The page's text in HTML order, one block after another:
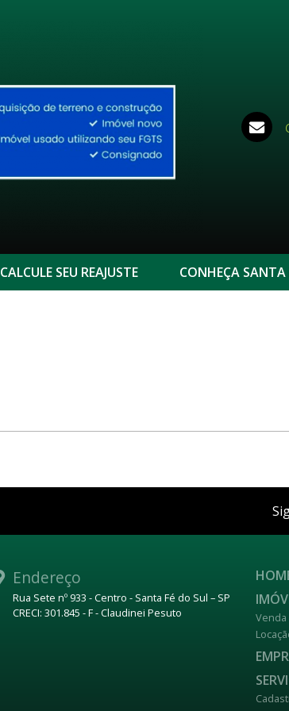
CALCULE SEU REAJUSTE CONHEÇA SANTA
Endereço
Rua Sete nº 933 - Centro - Santa Fé do Sul – SP
CRECI: 301.845 - F - Claudinei Pesuto
Venda